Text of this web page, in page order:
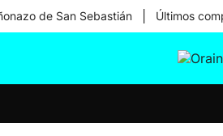
de San Sebastián Últimos